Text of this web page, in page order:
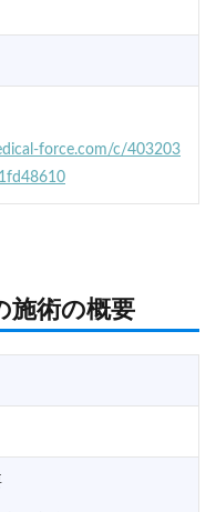
force.com/c/403203
施術の概要